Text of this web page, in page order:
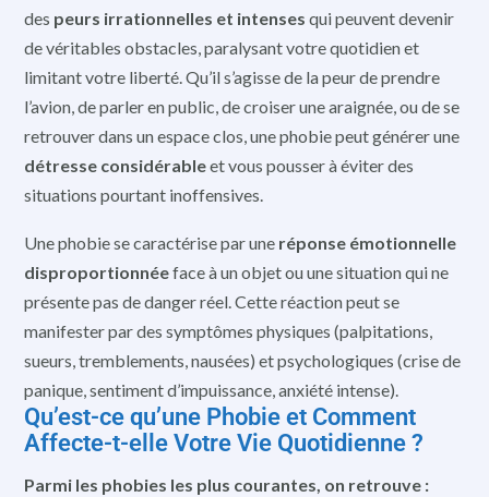
des peurs irrationnelles et intenses qui peuvent devenir
de véritables obstacles, paralysant votre quotidien et
limitant votre liberté. Qu’il s’agisse de la peur de prendre
l’avion, de parler en public, de croiser une araignée, ou de se
retrouver dans un espace clos, une phobie peut générer une
détresse considérableet vous pousser à éviter des
situations pourtant inoffensives.
Une phobie se caractérise par une réponse émotionnelle
disproportionnéeface à un objet ou une situation qui ne
présente pas de danger réel. Cette réaction peut se
manifester par des symptômes physiques (palpitations,
sueurs, tremblements, nausées) et psychologiques (crise de
panique, sentiment d’impuissance, anxiété intense).
Qu’est-ce qu’une Phobie et Comment
Affecte-t-elle Votre Vie Quotidienne ?
Parmi les phobies les plus courantes, on retrouve :